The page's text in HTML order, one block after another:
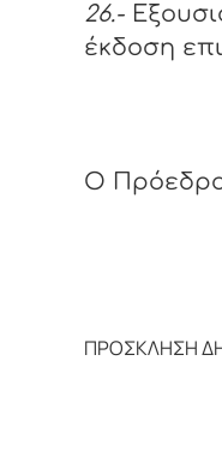
26.-
έκδοση
Ο
ΠΡΟΣΚΛΗΣΗ